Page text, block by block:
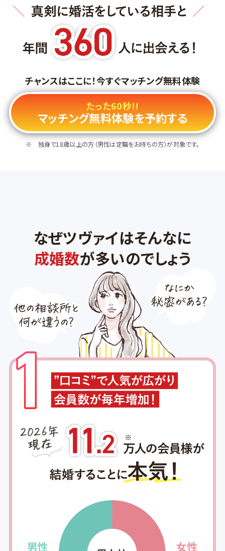
チャンスはここに！今すぐマッチング無料体験
たった60秒!!
マッチング無料体験を予約する
独身で18歳以上の方（男性は定職をお持ちの方）が対象です。
なぜツヴァイはそんなに
成婚数が多いのでしょう